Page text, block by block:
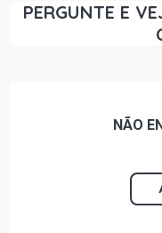
PERGUNTE E
NÃO